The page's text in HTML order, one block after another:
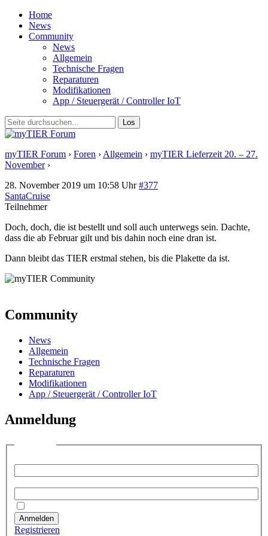
Home
News
Community
News
Allgemein
Technische Fragen
Reparaturen
Modifikationen
App / Steuergerät / Controller IoT
myTIER Forum › Foren › Allgemein › myTIER Lieferzeit 20. – 27.
November ›
28. November 2019 um 10:58 Uhr #377
SantaCruise
Teilnehmer
Doch, doch, die ist bestellt und soll auch unterwegs sein. Dachte,
dass die ab Februar gilt und bis dahin noch eine dran ist.
Dann bleibt das TIER erstmal stehen, bis die Plakette da ist.
Community
News
Allgemein
Technische Fragen
Reparaturen
Modifikationen
App / Steuergerät / Controller IoT
Anmeldung
Anmelden
Registrieren